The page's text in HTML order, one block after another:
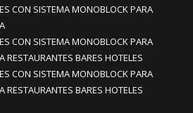
CON SISTEMA MONOBLOCK PARA
CON SISTEMA MONOBLOCK PARA
RESTAURANTES BARES HOTELES
CON SISTEMA MONOBLOCK PARA
RESTAURANTES BARES HOTELES